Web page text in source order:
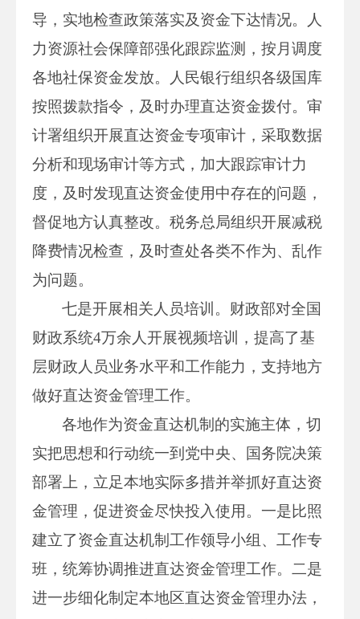
导，实地检查政策落实及资金下达情况。人
力资源社会保障部强化跟踪监测，按月调度
各地社保资金发放。人民银行组织各级国库
按照拨款指令，及时办理直达资金拨付。审
计署组织开展直达资金专项审计，采取数据
分析和现场审计等方式，加大跟踪审计力
度，及时发现直达资金使用中存在的问题，
督促地方认真整改。税务总局组织开展减税
降费情况检查，及时查处各类不作为、乱作
为问题。
七是开展相关人员培训。财政部对全国
财政系统4万余人开展视频培训，提高了基
层财政人员业务水平和工作能力，支持地方
做好直达资金管理工作。
各地作为资金直达机制的实施主体，切
实把思想和行动统一到党中央、国务院决策
部署上，立足本地实际多措并举抓好直达资
金管理，促进资金尽快投入使用。一是比照
建立了资金直达机制工作领导小组、工作专
班，统筹协调推进直达资金管理工作。二是
进一步细化制定本地区直达资金管理办法，